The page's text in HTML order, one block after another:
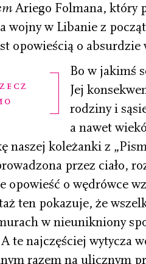
Ariego Folmana, który
wojny w Libanie z
opowieścią o
Bo w jakimś
Jej
rodziny i
a nawet
naszej koleżanki z
przez ciało,
opowieść o wędrówce
ten pokazuje, że
w nieunikniony
te najczęściej wytycza
razem na ulicznym